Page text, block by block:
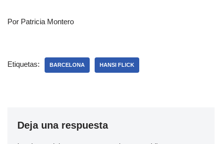
Por Patricia Montero
Etiquetas: BARCELONA HANSI FLICK
Deja una respuesta